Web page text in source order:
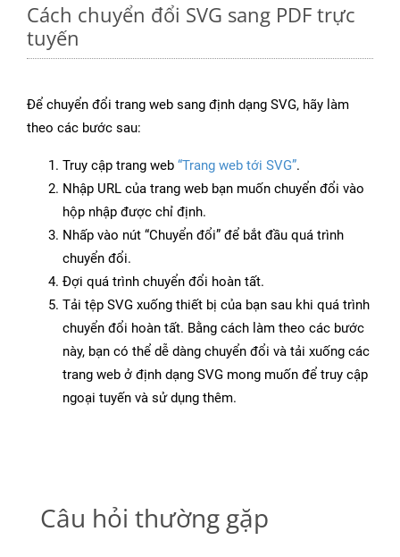
Cách chuyển đổi SVG sang PDF trực
tuyến
Để chuyển đổi trang web sang định dạng SVG, hãy làm
theo các bước sau:
Truy cập trang web “Trang web tới SVG”.
Nhập URL của trang web bạn muốn chuyển đổi vào
hộp nhập được chỉ định.
Nhấp vào nút “Chuyển đổi” để bắt đầu quá trình
chuyển đổi.
Đợi quá trình chuyển đổi hoàn tất.
Tải tệp SVG xuống thiết bị của bạn sau khi quá trình
chuyển đổi hoàn tất. Bằng cách làm theo các bước
này, bạn có thể dễ dàng chuyển đổi và tải xuống các
trang web ở định dạng SVG mong muốn để truy cập
ngoại tuyến và sử dụng thêm.
Câu hỏi thường gặp